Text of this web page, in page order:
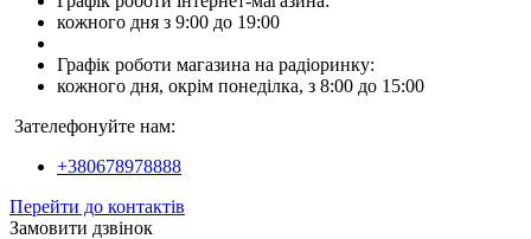
кожного дня з 9:00 до 19:00
Графік роботи магазина на радіоринку:
кожного дня, окрім понеділка, з 8:00 до 15:00
Зателефонуйте нам:
+380678978888
Перейти до контактів
Замовити дзвінок